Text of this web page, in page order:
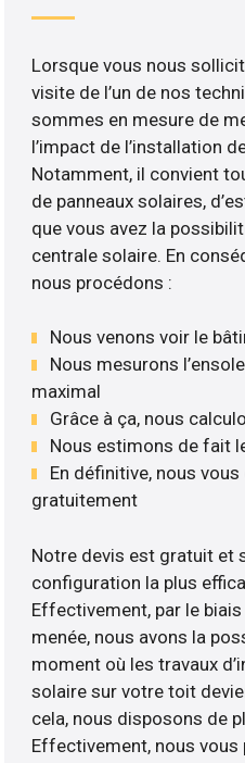
Lorsque vous nous
visite de l’un de nos
sommes en mesure de
l’impact de l’installation
Notamment, il convient
de panneaux solaires,
que vous avez la
centrale solaire. En
nous procédons :
Nous venons voir le
Nous mesurons
maximal
Grâce à ça, nous
Nous estimons de fait
En définitive, nous
gratuitement
Notre devis est gratuit et
configuration la plus
Effectivement, par le
menée, nous avons la
moment où les travaux
solaire sur votre toit
cela, nous disposons de
Effectivement, nous vous